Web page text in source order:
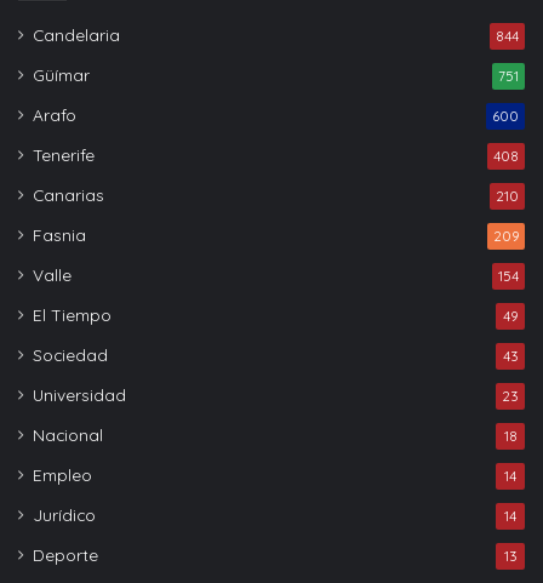
Candelaria 844
Güímar 751
Arafo 600
Tenerife 408
Canarias 210
Fasnia 209
Valle 154
El Tiempo 49
Sociedad 43
Universidad 23
Nacional 18
Empleo 14
Jurídico 14
Deporte 13